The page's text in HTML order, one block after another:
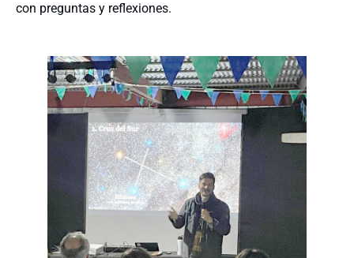
con preguntas y reflexiones.